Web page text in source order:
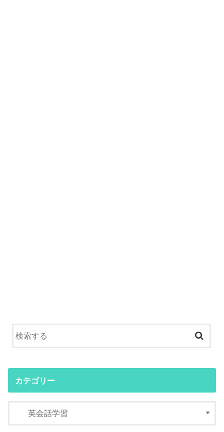
カテゴリー